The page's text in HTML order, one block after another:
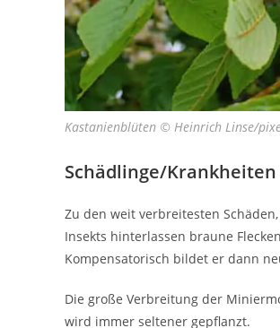
Kastanienblüten © Heinrich Linse/
Schädlinge/Krankheiten
Zu den weit verbreitesten
Insekts hinterlassen braune
Kompensatorisch bildet er dann
Die große Verbreitung der
wird immer seltener gepflanzt.